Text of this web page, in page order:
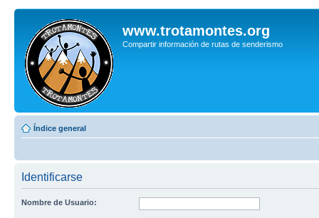
www.trotamontes.org
Compartir información de rutas de senderismo
Índice general
Identificarse
Nombre de Usuario: